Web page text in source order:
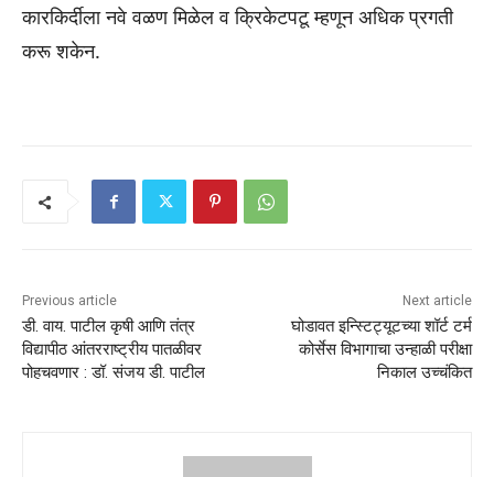
कारकिर्दीला नवे वळण मिळेल व क्रिकेटपटू म्हणून अधिक प्रगती
करू शकेन.
Previous article
डी. वाय. पाटील कृषी आणि तंत्र
विद्यापीठ आंतरराष्ट्रीय पातळीवर
पोहचवणार : डॉ. संजय डी. पाटील
Next article
घोडावत इन्स्टिट्यूटच्या शॉर्ट टर्म
कोर्सेस विभागाचा उन्हाळी परीक्षा
निकाल उच्चंकित